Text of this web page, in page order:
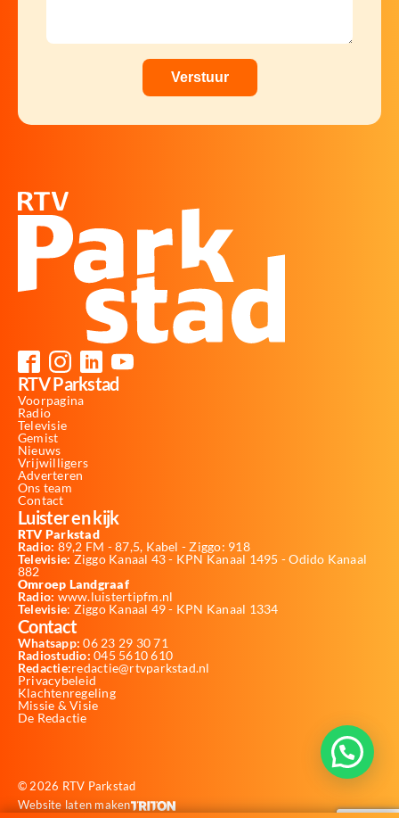
RTV Parkstad
Voorpagina
Radio
Televisie
Gemist
Nieuws
Vrijwilligers
Adverteren
Ons team
Contact
Luister en kijk
RTV Parkstad
Radio: 89,2 FM - 87,5, Kabel - Ziggo: 918
Televisie: Ziggo Kanaal 43 - KPN Kanaal 1495 - Odido Kanaal
882
Omroep Landgraaf
Radio: www.luistertipfm.nl
Televisie: Ziggo Kanaal 49 - KPN Kanaal 1334
Contact
Whatsapp: 06 23 29 30 71
Radiostudio: 045 5610 610
Redactie:redactie@rtvparkstad.nl
Privacybeleid
Klachtenregeling
Missie & Visie
De Redactie
© 2026 RTV Parkstad
Website laten maken